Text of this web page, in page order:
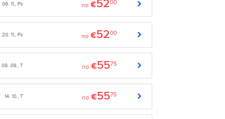
06. 11., Pk no €5200
20. 11., Pk no €5200
09. 09., T no €5575
14. 10., T no €5575